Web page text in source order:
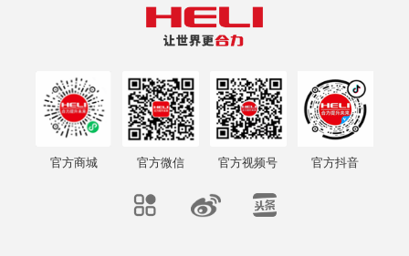
官方商城 官方微信 官方视频号 官方抖音